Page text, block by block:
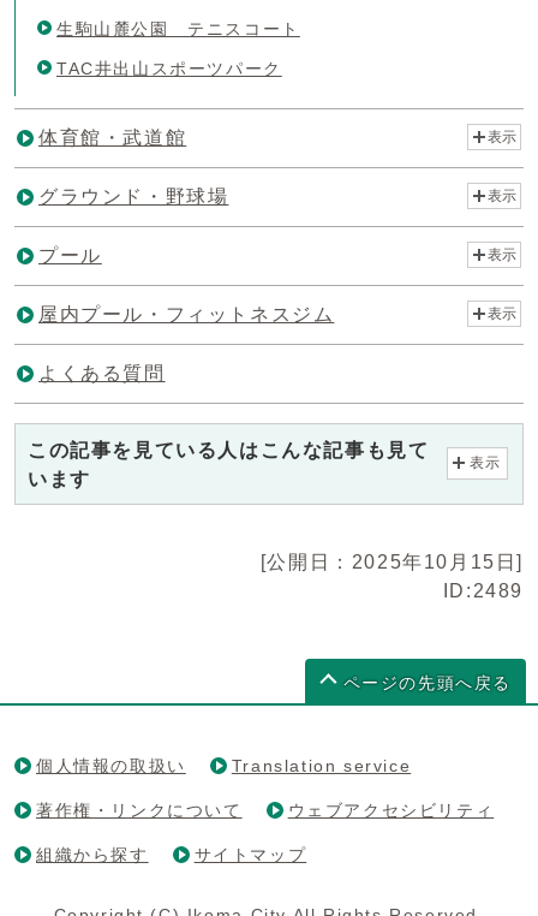
生駒山麓公園 テニスコート
TAC井出山スポーツパーク
体育館・武道館 表示
グラウンド・野球場 表示
プール 表示
屋内プール・フィットネスジム 表示
よくある質問
この記事を見ている人はこんな記事も見て
います
表示
[公開日：2025年10月15日]
ID:2489
ページの先頭へ戻る
個人情報の取扱い Translation service
著作権・リンクについて ウェブアクセシビリティ
組織から探す サイトマップ